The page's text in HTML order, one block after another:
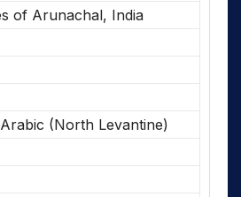
of Arunachal, India
(North Levantine)